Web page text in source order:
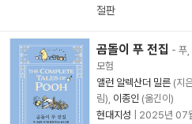
절판
곰돌이 푸 전집 - 푸,
모험
앨런 알렉산더 밀른 (지
림), 이종인 (옮긴이)
현대지성
2025년 07